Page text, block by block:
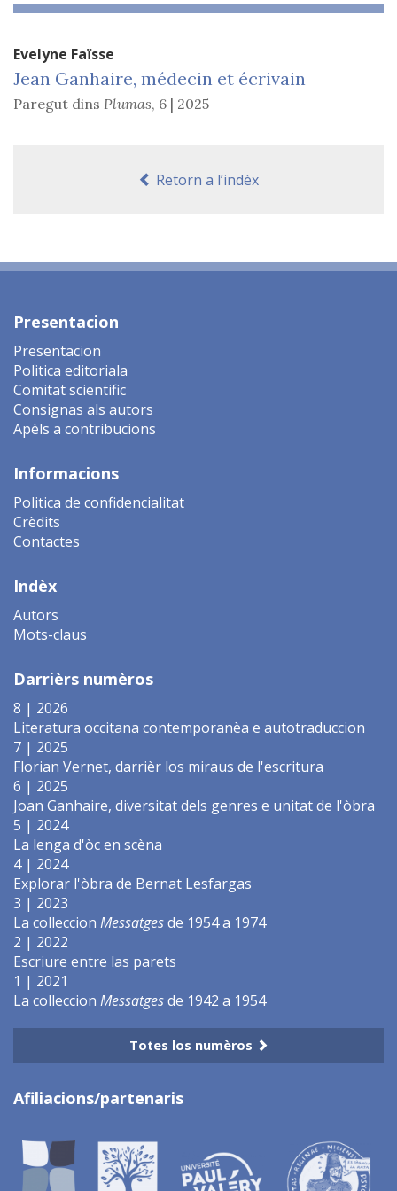
Evelyne Faïsse
Jean Ganhaire, médecin et écrivain
Paregut dins Plumas, 6 | 2025
Retorn a l’indèx
Presentacion
Presentacion
Politica editoriala
Comitat scientific
Consignas als autors
Apèls a contribucions
Informacions
Politica de confidencialitat
Crèdits
Contactes
Indèx
Autors
Mots-claus
Darrièrs numèros
8 | 2026
Literatura occitana contemporanèa e autotraduccion
7 | 2025
Florian Vernet, darrièr los miraus de l'escritura
6 | 2025
Joan Ganhaire, diversitat dels genres e unitat de l'òbra
5 | 2024
La lenga d'òc en scèna
4 | 2024
Explorar l'òbra de Bernat Lesfargas
3 | 2023
La colleccion Messatgesde 1954 a 1974
2 | 2022
Escriure entre las parets
1 | 2021
La colleccion Messatgesde 1942 a 1954
Totes los numèros
Afiliacions/partenaris